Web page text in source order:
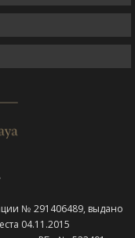
№ 291406489, выдано
04.11.2015